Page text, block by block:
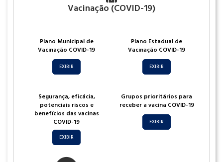
Vacinação (COVID-19)
Plano Municipal de
Vacinação COVID-19
EXIBIR
Plano Estadual de
Vacinação COVID-19
EXIBIR
Segurança, eficácia,
potenciais riscos e
benefícios das vacinas
COVID-19
EXIBIR
Grupos prioritários para
receber a vacina COVID-19
EXIBIR